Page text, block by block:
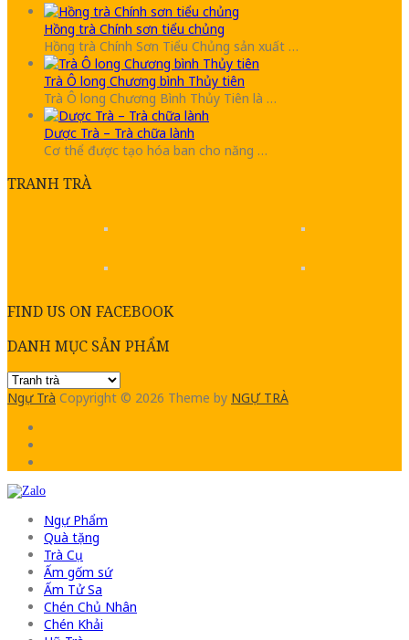
Hồng trà Chính sơn tiểu chủng
Hồng trà Chính Sơn Tiểu Chủng sản xuất …
Trà Ô long Chương bình Thủy tiên
Trà Ô long Chương Bình Thủy Tiên là …
Dược Trà – Trà chữa lành
Cơ thể được tạo hóa ban cho năng …
TRANH TRÀ
FIND US ON FACEBOOK
DANH MỤC SẢN PHẨM
Ngự Trà Copyright © 2026 Theme by NGỰ TRÀ
Ngự Phẩm
Quà tặng
Trà Cụ
Ấm gốm sứ
Ấm Tử Sa
Chén Chủ Nhân
Chén Khải